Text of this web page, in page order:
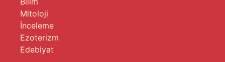
Mitoloji
İnceleme
Ezoterizm
Edebiyat